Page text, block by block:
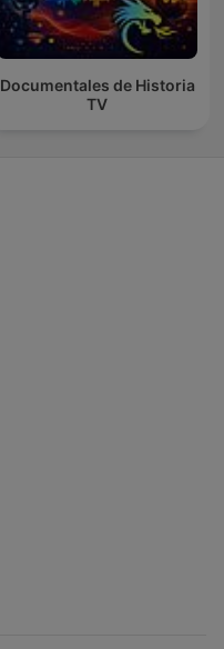
Documentales de Historia
TV